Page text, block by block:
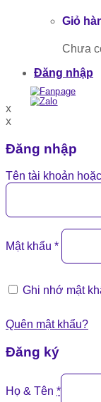
Giỏ
Chưa
Đăng nhập
x
x
Đăng nhập
Tên tài khoản
Mật khẩu *
Ghi nhớ mật
Quên mật khẩu?
Đăng ký
Họ & Tên *